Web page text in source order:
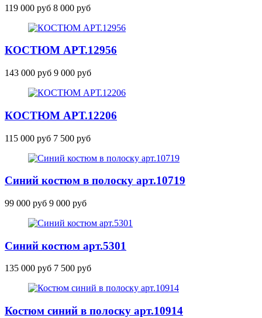
119 000 руб 8 000 руб
КОСТЮМ АРТ.12956
143 000 руб 9 000 руб
КОСТЮМ АРТ.12206
115 000 руб 7 500 руб
Синий костюм в полоску арт.10719
99 000 руб 9 000 руб
Синий костюм арт.5301
135 000 руб 7 500 руб
Костюм синий в полоску арт.10914